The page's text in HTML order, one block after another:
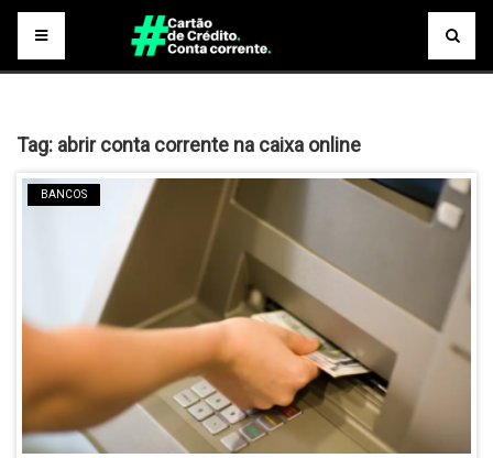
Tag: abrir conta corrente na caixa online
BANCOS